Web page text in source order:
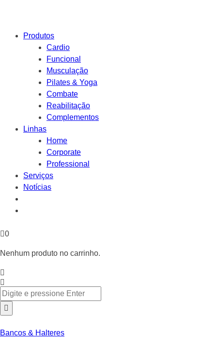
Produtos
Cardio
Funcional
Musculação
Pilates & Yoga
Combate
Reabilitação
Complementos
Linhas
Home
Corporate
Professional
Serviços
Notícias
0
Nenhum produto no carrinho.
Bancos & Halteres